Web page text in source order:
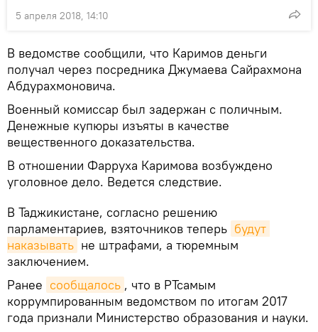
5 апреля 2018, 14:10
В ведомстве сообщили, что Каримов деньги
получал через посредника Джумаева Сайрахмона
Абдурахмоновича.
Военный комиссар был задержан с поличным.
Денежные купюры изъяты в качестве
вещественного доказательства.
В отношении Фарруха Каримова возбуждено
уголовное дело. Ведется следствие.
В Таджикистане, согласно решению
парламентариев, взяточников теперь будут
наказывать не штрафами, а тюремным
заключением.
Ранее сообщалось , что в РТсамым
коррумпированным ведомством по итогам 2017
года признали Министерство образования и науки.